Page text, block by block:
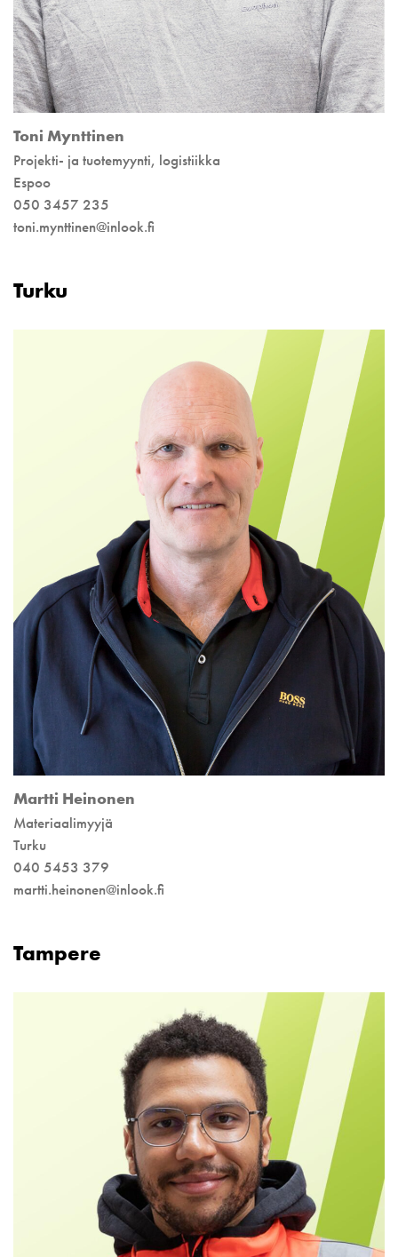
Toni Mynttinen
Projekti- ja tuotemyynti, logistiikka
Espoo
050 3457 235
toni.mynttinen@inlook.fi
Turku
Martti Heinonen
Materiaalimyyjä
Turku
040 5453 379
martti.heinonen@inlook.fi
Tampere